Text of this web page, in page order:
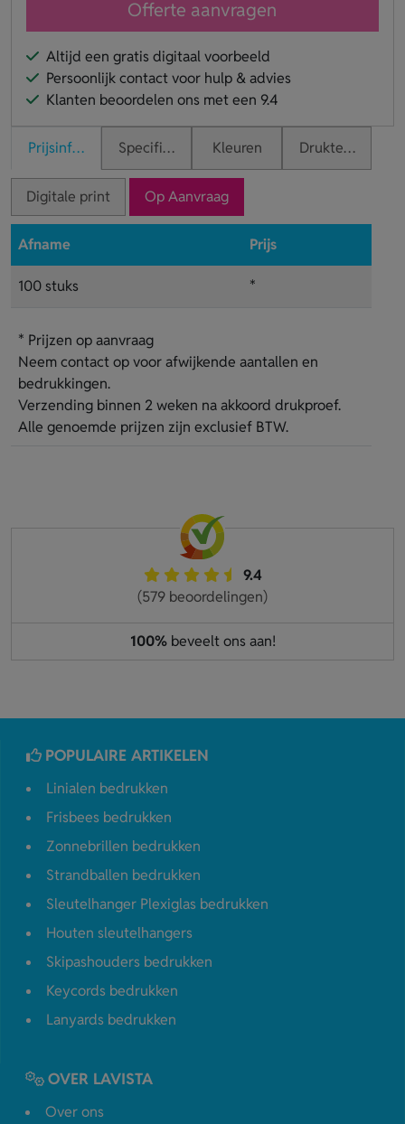
Offerte aanvragen
Altijd een gratis digitaal voorbeeld
Persoonlijk contact voor hulp & advies
Klanten beoordelen ons met een 9.4
PrijsinformatieSpecificaties Kleuren Druktechnieken
Digitale print Op Aanvraag
Afname Prijs
100 stuks *
* Prijzen op aanvraag
Neem contact op voor afwijkende aantallen en
bedrukkingen.
Verzending binnen 2 weken na akkoord drukproef.
Alle genoemde prijzen zijn exclusief BTW.
9.4
(579 beoordelingen)
100%beveelt ons aan!
POPULAIRE ARTIKELEN
Linialen bedrukken
Frisbees bedrukken
Zonnebrillen bedrukken
Strandballen bedrukken
Sleutelhanger Plexiglas bedrukken
Houten sleutelhangers
Skipashouders bedrukken
Keycords bedrukken
Lanyards bedrukken
OVER LAVISTA
Over ons